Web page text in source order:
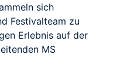
sich
Festivalteam zu
Erlebnis auf der
MS